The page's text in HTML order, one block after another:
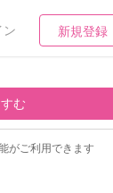
ン 新規登録
む
がご利用できます